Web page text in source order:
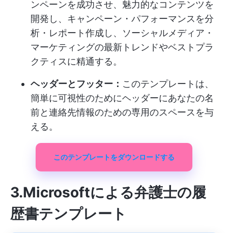
ンペーンを成功させ、魅力的なコンテンツを
開発し、キャンペーン・パフォーマンスを分
析・レポート作成し、ソーシャルメディア・
マーケティングの最新トレンドやベストプラ
クティスに精通する。
ヘッダーとフッター： このテンプレートは、
簡単に可視性のためにヘッダーにあなたの名
前と連絡先情報のための専用のスペースを与
える。
このテンプレートをダウンロードする
3.Microsoftによる弁護士の履
歴書テンプレート